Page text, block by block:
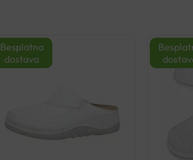
Besplatna
dostava